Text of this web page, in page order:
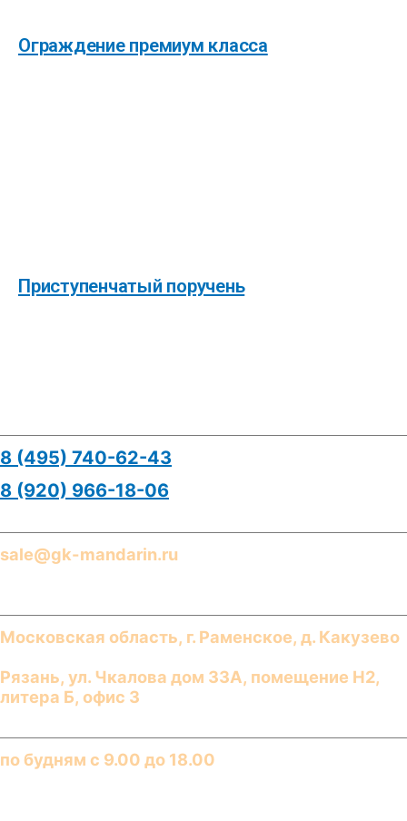
Ограждение премиум класса
Приступенчатый поручень
8 (495) 740-62-43
8 (920) 966-18-06
sale@gk-mandarin.ru
Московская область, г. Раменское, д. Какузево
Рязань, ул. Чкалова дом 33А, помещение Н2,
литера Б, офис 3
по будням с 9.00 до 18.00​